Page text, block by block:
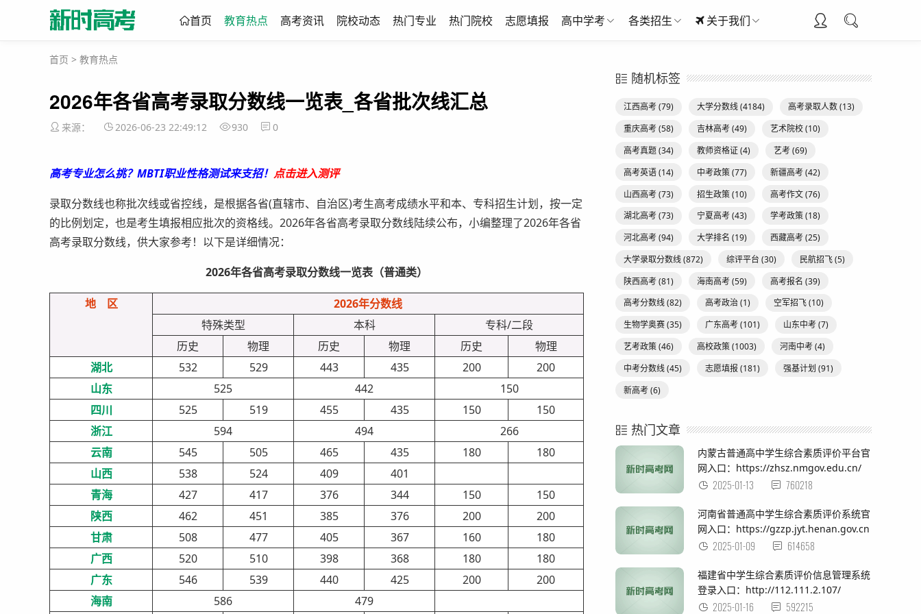
首页 教育热点 高考资讯 院校动态 热门专业 热门院校 志愿填报 高中学考 各类招生 关于我们
首页 > 教育热点
2026年各省高考录取分数线一览表_各省批次线汇总
来源： 2026-06-23 22:49:12 930 0
高考专业怎么挑？MBTI职业性格测试来支招！ 点击进入测评
录取分数线也称批次线或省控线，是根据各省(直辖市、自治区)考生高考成绩水平和本、专科招生计划，按一定
的比例划定，也是考生填报相应批次的资格线。2026年各省高考录取分数线陆续公布，小编整理了2026年各省
高考录取分数线，供大家参考！以下是详细情况：
2026年各省高考录取分数线一览表（普通类）
地 区
2026年分数线
特殊类型
本科
专科/二段
历史
物理 历史 物理 历史
物理
湖北
532 529 443 435 200
200
山东
525 442
150
四川
525 519 455 435 150
150
浙江
594 494
266
云南
545 505 465 435 180
180
山西
538 524 409
401
青海
427 417 376 344 150
150
陕西
462 451 385 376 200
200
甘肃
508 477 405 367 160
180
广西
520 510 398 368 180
180
广东
546 539 440 425 200
200
海南
586 479
随机标签
江西高考(79) 大学分数线(4184) 高考录取人数(13)
重庆高考(58) 吉林高考(49) 艺术院校(10)
高考真题(34) 教师资格证(4) 艺考(69)
高考英语(14) 中考政策(77) 新疆高考(42)
山西高考(73) 招生政策(10) 高考作文(76)
湖北高考(73) 宁夏高考(43) 学考政策(18)
河北高考(94) 大学排名 (19) 西藏高考(25)
大学录取分数线(872) 综评平台 (30) 民航招飞(5)
陕西高考(81) 海南高考(59) 高考报名 (39)
高考分数线(82) 高考政治(1) 空军招飞(10)
生物学奥赛(35) 广东高考(101) 山东中考(7)
艺考政策(46) 高校政策(1003) 河南中考(4)
中考分数线(45) 志愿填报 (181) 强基计划 (91)
新高考(6)
热门文章
内蒙古普通高中学生综合素质评价平台官
网入口：https://zhsz.nmgov.edu.cn/
2025-01-13 760218
河南省普通高中学生综合素质评价系统官
网入口：https://gzzp.jyt.henan.gov.cn
2025-01-09 614658
福建省中学生综合素质评价信息管理系统
登录入口：http://112.111.2.107/
2025-01-16 592215